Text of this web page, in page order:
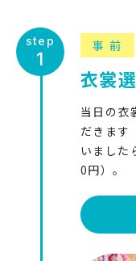
事前
衣裳
当日の衣
だきます
いました
0円）。